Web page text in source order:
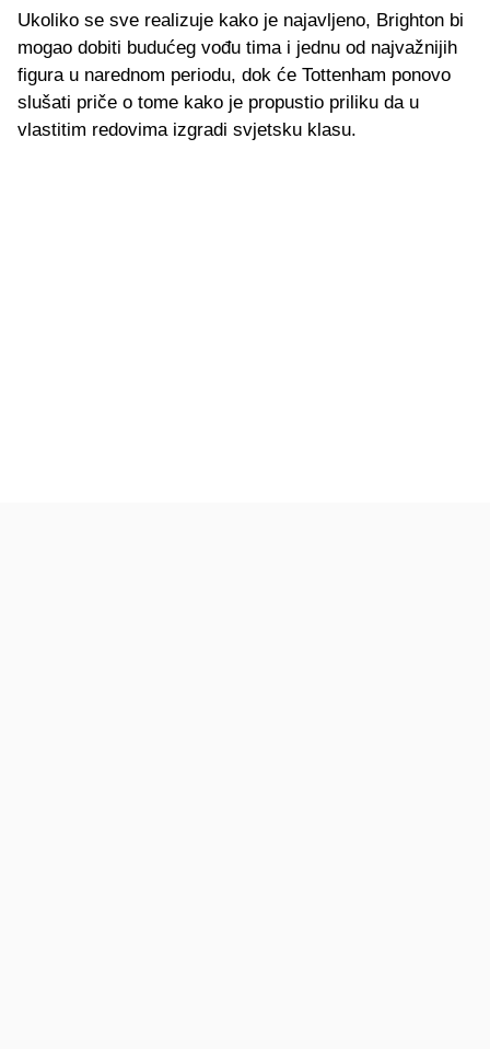
Ukoliko se sve realizuje kako je najavljeno, Brighton bi
mogao dobiti budućeg vođu tima i jednu od najvažnijih
figura u narednom periodu, dok će Tottenham ponovo
slušati priče o tome kako je propustio priliku da u
vlastitim redovima izgradi svjetsku klasu.